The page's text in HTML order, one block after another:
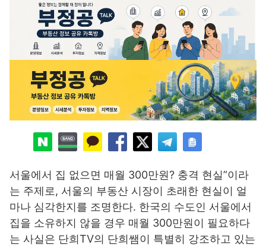
서울에서 집 없으면 매월 300만원? 충격 현실”이라
는 주제로, 서울의 부동산 시장이 초래한 현실이 얼
마나 심각한지를 조명한다. 한국의 수도인 서울에서
집을 소유하지 않을 경우 매월 300만원이 필요하다
는 사실은 단희TV의 단희쌤이 특별히 강조하고 있는